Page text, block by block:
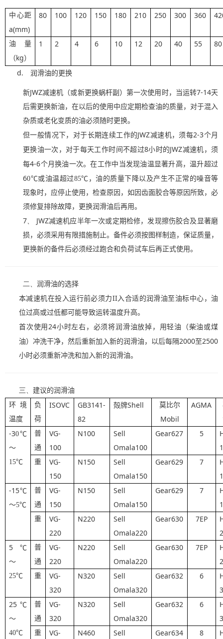
中心距
a(mm)
80 100 120 150 180 210 250 300 360
油量
（kg）
1 2 4 6 10 12 20 40 55 80
d. 润滑油的更换
新JWZ减速机（或新更换蜗杆副）第一次使用时，当运转7-14天
后需更换新油，在以后的使用中应定期检查油的质量，对于混入
杂质或老化变质的油必须 随时更换。
但一般情况下，对于长期连续工作的JWZ减速机， 须每2-3个月
更换油一次，对于每天工作时间不超过8小时的JWZ减速机， 须
每4-6个月换油一次。在工作中当发现油温显著升高，温升超过
60℃或油温超过85℃，油的质量下降以及产生不正常的噪音等
现象时，应停止使用，检查原因，如因齿面胶合等原因所致，必
须修复排除故障，更换润滑油后再用。
7、 JWZ减速机应半年一次或定期检修，发现擦伤胶合及显著磨
损，必须采用有限措施制止。备件必须按图样制造，保证质量，
更换新的备件后必须经过跑合和负荷试车后再正式使用。
二、
润滑油的选择
本减速机在投入运行前必须力II入合适的润滑油至油标中心，油
位过高或过低都可能导致运转温度升高。
首次使用 24小时左右，必须将润滑油放掉，用轻油（柴油或煤
油）冲洗干净，然后重新加入新的润滑油，以后每隔2000至2500
小时必须重新冲洗和加入新的润滑油。
三、
建议的润滑油
环境
温度
负
荷
ISOVC
GB3141-
82
殻牌Shell 莫比尔
Mobil
AGMA
-30℃
～
15℃
普
通
VG-
100
N100
Sell
Omala100
Gear627 5
重
VG-
150
N150
Sell
Omala150
Gear629 7
-15℃
～5℃
普
通
VG-
150
N150
Sell
Omala150
Gear629 7
重
VG-
220
N220
Sell
Omala220
Gear630 7EP
5 ℃
～
25℃
普
通
VG-
220
N220
Sell
Omala220
Gear630 7EP
重
VG-
320
N320
Sell
Omala320
Gear632 6
25 ℃
～
40℃
普
通
VG-
320
N320
Sell
Omala320
Gear632 6
重 VG- N460 Sell Gear634 8